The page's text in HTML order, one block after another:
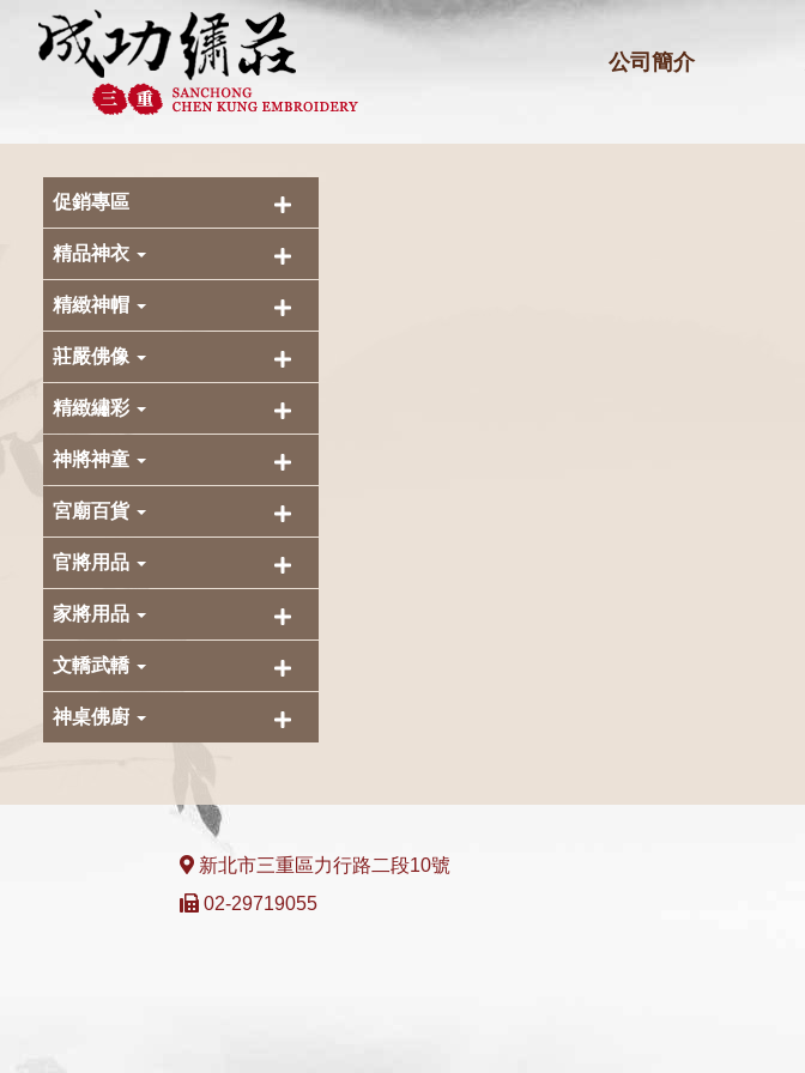
公司簡介
促銷專區
精品神衣
精緻神帽
莊嚴佛像
精緻繡彩
神將神童
宮廟百貨
官將用品
家將用品
文轎武轎
神桌佛廚
新北市三重區力行路二段10號
02-29719055